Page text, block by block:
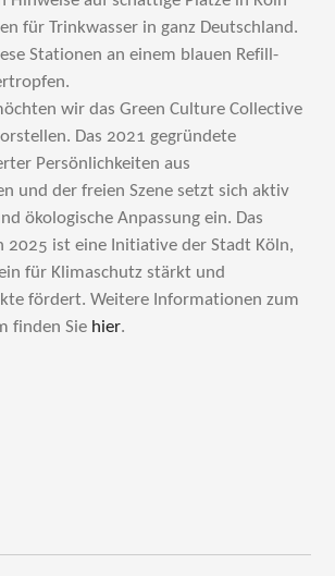
für Trinkwasser in ganz Deutschland.
Stationen an einem blauen Refill-
wir das Green Culture Collective
Das 2021 gegründete
Persönlichkeiten aus
und der freien Szene setzt sich aktiv
ökologische Anpassung ein. Das
2025 ist eine Initiative der Stadt Köln,
für Klimaschutz stärkt und
fördert. Weitere Informationen zum
finden Sie hier.